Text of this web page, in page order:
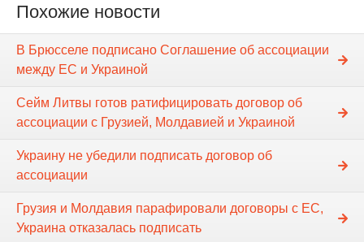
Похожие новости
В Брюсселе подписано Соглашение об ассоциации
между ЕС и Украиной
Сейм Литвы готов ратифицировать договор об
ассоциации с Грузией, Молдавией и Украиной
Украину не убедили подписать договор об
ассоциации
Грузия и Молдавия парафировали договоры с ЕС,
Украина отказалась подписать